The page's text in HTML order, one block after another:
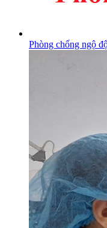
Phòng chống ngộ